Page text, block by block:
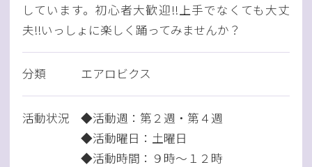
しています。初心者大歓迎!!上手でなくても大丈
夫!!いっしょに楽しく踊ってみませんか？
分類 エアロビクス
活動状況
◆活動週：第２週・第４週
◆活動曜日：土曜日
◆活動時間：９時～１２時